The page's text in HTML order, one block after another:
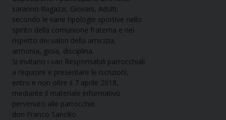
saranno Ragazzi, Giovani, Adulti,
secondo le varie tipologie sportive nello
spirito della comunione fraterna e nel
rispetto dei valori della amicizia,
armonia, gioia, disciplina.
Si invitano i vari Responsabili parrocchiali
a requisire e presentare le iscrizioni,
entro e non oltre il 7 aprile 2018,
mediante il materiale informativo
pervenuto alle parrocchie.
don Franco Sancilio